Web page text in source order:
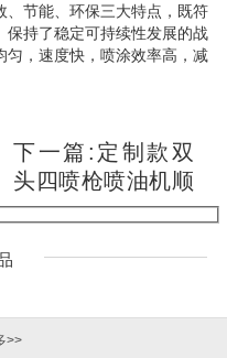
、节能、环保三大特点，既符
保持了稳定可持续性发展的战
匀，速度快，喷涂效率高，减
下一篇:定制款双
头四喷枪喷油机顺
利出货！
>>